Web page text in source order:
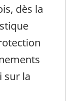
dès la
sur la